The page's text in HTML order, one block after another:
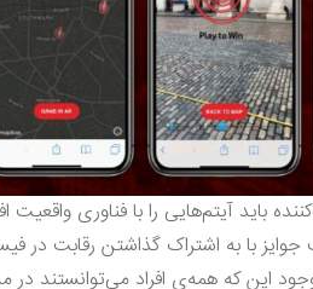
باید آیتم‌هایی را با فناوری
با به اشتراک گذاشتن رقابت در
این که همه‌ی افراد می‌توانستند در